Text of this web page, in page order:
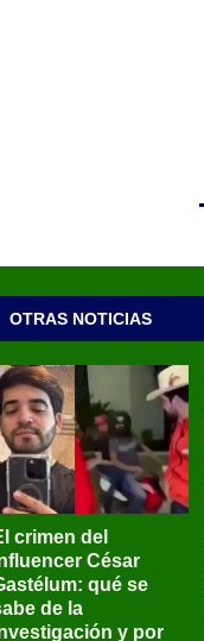
OTRAS NOTICIAS
crimen del
César
qué se
de la
y por